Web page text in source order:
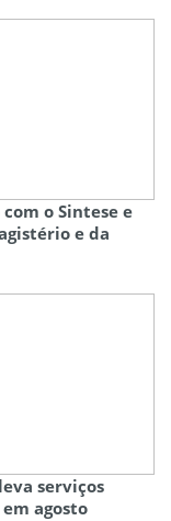
o Sintese e
e da
serviços
agosto